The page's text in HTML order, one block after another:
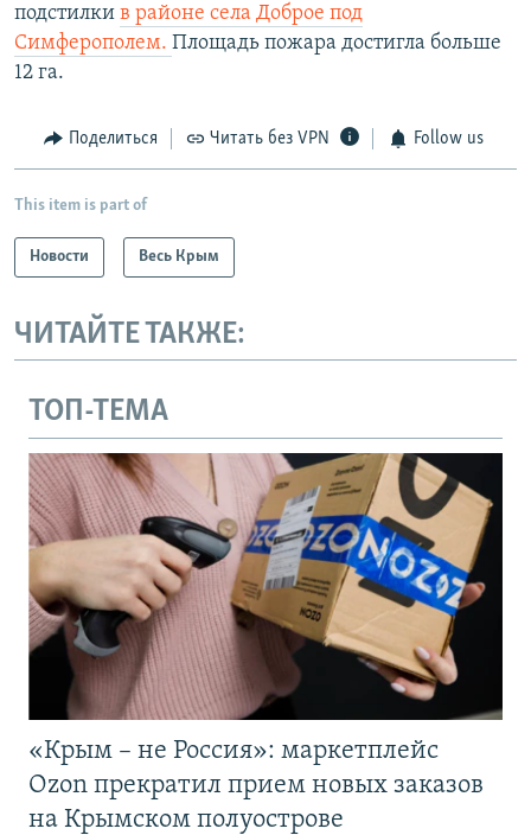
подстилки в районе села Доброе под
Симферополем. Площадь пожара достигла больше
12 га.
Поделиться Читать без VPN Follow us
This item is part of
Новости Весь Крым
ЧИТАЙТЕ ТАКЖЕ:
ТОП-ТЕМА
«Крым – не Россия»: маркетплейс
Ozon прекратил прием новых заказов
на Крымском полуострове